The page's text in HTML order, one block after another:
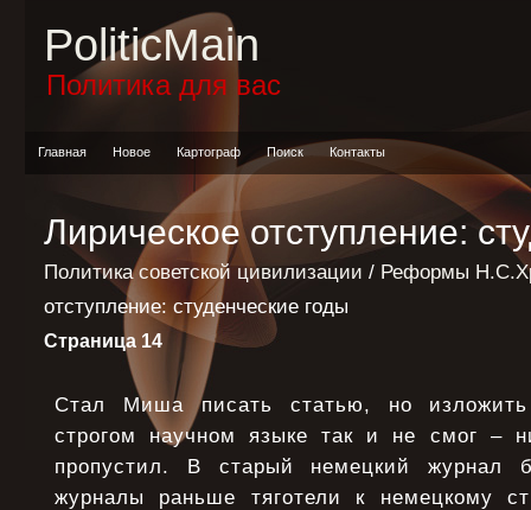
PoliticMain
Политика для вас
Главная Новое Картограф Поиск Контакты
Лирическое отступление:
Политика советской цивилизации / Реформы
отступление: студенческие годы
Страница 14
Стал Миша писать статью, но
строгом научном языке так и не смог –
пропустил. В старый немецкий
журналы раньше тяготели к немецкому